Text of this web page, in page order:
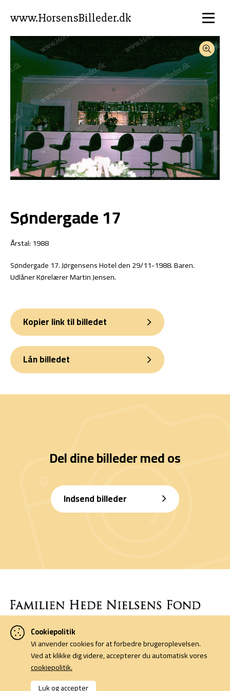
www.HorsensBilleder.dk
Søndergade 17
Årstal: 1988
Søndergade 17. Jørgensens Hotel den 29/11-1988. Baren.
Udlåner Kørelærer Martin Jensen.
Kopier link til billedet
Lån billedet
Del dine billeder med os
Indsend billeder
Denne side er finansieret af Familien Hede Nielsens Fond og drives
af foreningen Horsens Billeders Venner.
Cookiepolitik
Kontakt
Cookiepolitik
Vi anvender cookies for at forbedre brugeroplevelsen.
Ved at klikke dig videre, accepterer du automatisk vores
cookiepolitik.
Luk og accepter